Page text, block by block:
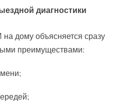
диагностики
дому объясняется сразу
преимуществами: